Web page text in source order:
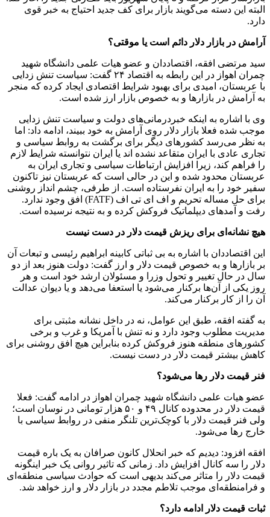
البته این دسته می‌گویند بازار برای کف جدید احتیاج به خبر قوی
دارد.
آرامش در بازار دلار دائم است یا موقتی؟
سید مرتضی افقه، اقتصاددان و عضو هیات علمی دانشگاه شهید
چمران اهواز در این رابطه به اقتصاد ۲۴ گفت: سیاست تنش زدایی
با عربستان، امیدی برای بهبود شرایط اقتصادی ایجاد کرده که منجر
به آرامش در بازار‌ها و به خصوص بازار ارز شده است.
وی با اشاره به اینکه خبردرمانی‌های دولت و سیاست تنش زدایی
موجب شده فعلا بازار دلار روی آرامش به خود ببیند، ادامه داد: اما
به نظر می‌رسد کشور‌های دیگر برای برگشت به روابط سیاسی و
تجاری عادی با ایران متقاعد نشده اند یا ایران نتوانسته شرایط لازم
را فراهم کند، زیرا افزایش ارتباطات سیاسی و تجاری ایران به
عربستان محدود شده و این در حالی است که عربستان نیز تاکنون
سفیر خود را به ایران نفرستاده است. از طرفی، چشم انداز روشنی
برای حل مساله تحریم و اف ای تی اف (FATF) افق وجود ندارد.
رفت و آمد‌های دیپلماتیک فروکش کرده و به نتیجه نرسیده است.
هیچ نشانه‌ای برای ریزش قیمت دلار در دست نیست
این اقتصاددان با اشاره به بی ثباتی کابینه ابراهیم رئیسی و تبعات آن
بر بازار‌ها و به خصوص قیمت دلار و ارز گفت: دولت هنوز بعد از دو
سال در حال تغییر و تحول وزرا و مسئولان ارشد خود است و هر
روز یکی از آن‌ها برکنار می‌شود یا استعفا می‌دهد و یا دیوان عدالت
آن را از کار برکنار می‌کند.
به گفته افقه، طبق این عوامل، نه در داخل نشانه مثبتی برای
مدیریت مطلوب وجود دارد و نه تنش با آمریکا و غرب و برخی
کشور‌های منطقه هنوز فروکش کرده بنابراین هیچ افق روشنی برای
کاهش بیشتر قیمت دلار در دست نیست.
فنر قیمت دلار رها می‌شود؟
عضو هیات علمی دانشگاه شهید چمران اهواز در ادامه گفت: فعلا
قیمت دلار در محدوده کانال ۴۹ و ۵۰ هزار تومانی در نوسان است؛
ولی فنر قیمت دلار با کوچک‌ترین تلنگر منفی در روابط سیاسی با
خارج رها می‌شود.
افقه افزود: دیدیم که خبر انحلال کانون صرافان به یک باره قیمت
دلار را سه کانال افزایش داد. زمانی که تاثیر روانی یک خبر اینگونه
قیمت دلار را متاثر می‌کند بدیهی است که حوادث سیاسی منطقه‌ای
و فرامنطقه‌ای موجب تلاطم مجدد در بازار دلار و ارز خواهد شد.
ثبات قیمت دلار ادامه دارد؟